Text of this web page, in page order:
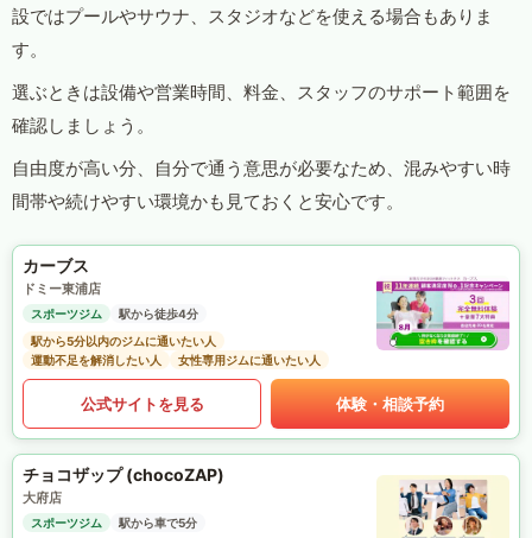
設ではプールやサウナ、スタジオなどを使える場合もありま
す。
選ぶときは設備や営業時間、料金、スタッフのサポート範囲を
確認しましょう。
自由度が高い分、自分で通う意思が必要なため、混みやすい時
間帯や続けやすい環境かも見ておくと安心です。
カーブス
ドミー東浦店
スポーツジム
駅から徒歩4分
駅から5分以内のジムに通いたい人
運動不足を解消したい人
女性専用ジムに通いたい人
公式サイトを見る 体験・相談予約
チョコザップ (chocoZAP)
大府店
スポーツジム
駅から車で5分